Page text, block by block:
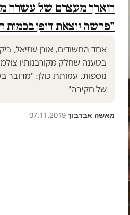
הוארך מעצרם של עשרה
"פרשה יוצאת דופן בכמות
אחד החשודים, אורן עוזיאל,
בטענה שחלק מקורבנותיו
נוספות. עמותת כולן: "מדובר
של חקירה"
מאשה אברבוך·
07.11.2019